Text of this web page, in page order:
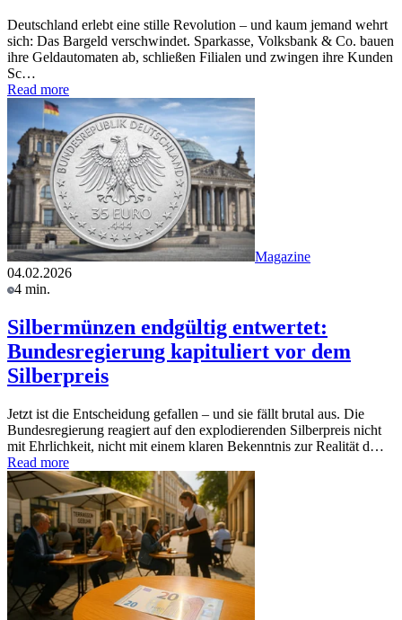
Deutschland erlebt eine stille Revolution – und kaum jemand wehrt
sich: Das Bargeld verschwindet. Sparkasse, Volksbank & Co. bauen
ihre Geldautomaten ab, schließen Filialen und zwingen ihre Kunden
Sc…
Read more
Magazine
04.02.2026
4 min.
Silbermünzen endgültig entwertet:
Bundesregierung kapituliert vor dem
Silberpreis
Jetzt ist die Entscheidung gefallen – und sie fällt brutal aus. Die
Bundesregierung reagiert auf den explodierenden Silberpreis nicht
mit Ehrlichkeit, nicht mit einem klaren Bekenntnis zur Realität d…
Read more